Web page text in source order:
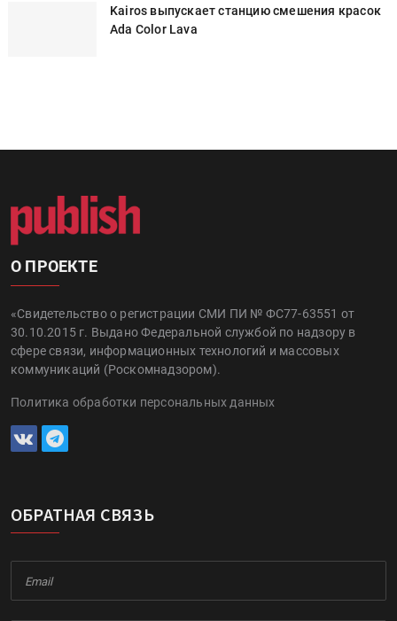
Kairos выпускает станцию смешения красок
Ada Color Lava
О ПРОЕКТЕ
«Свидетельство о регистрации СМИ ПИ № ФС77-63551 от
30.10.2015 г. Выдано Федеральной службой по надзору в
сфере связи, информационных технологий и массовых
Политика обработки персональных данных
ОБРАТНАЯ СВЯЗЬ